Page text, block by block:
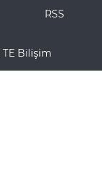
RSS
TE Bilişim